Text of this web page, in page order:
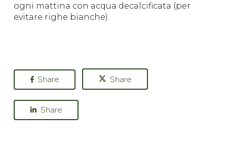
ogni mattina con acqua decalcificata (per
evitare righe bianche).
Share Share
Share